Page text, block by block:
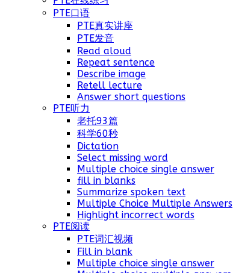
PTE口语
PTE真实讲座
PTE发音
Read aloud
Repeat sentence
Describe image
Retell lecture
Answer short questions
PTE听力
老托93篇
科学60秒
Dictation
Select missing word
Multiple choice single answer
fill in blanks
Summarize spoken text
Multiple Choice Multiple Answers
Highlight incorrect words
PTE阅读
PTE词汇视频
Fill in blank
Multiple choice single answer